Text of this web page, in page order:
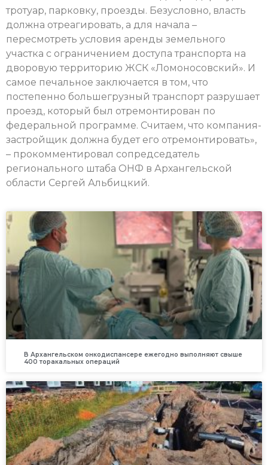
тротуар, парковку, проезды. Безусловно, власть
должна отреагировать, а для начала –
пересмотреть условия аренды земельного
участка с ограничением доступа транспорта на
дворовую территорию ЖСК «Ломоносовский». И
самое печальное заключается в том, что
постепенно большегрузный транспорт разрушает
проезд, который был отремонтирован по
федеральной программе. Считаем, что компания-
застройщик должна будет его отремонтировать»,
– прокомментировал сопредседатель
регионального штаба ОНФ в Архангельской
области Сергей Альбицкий.
В Архангельском онкодиспансере ежегодно выполняют свыше
400 торакальных операций